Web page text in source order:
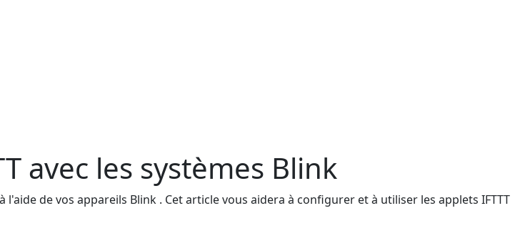
avec les systèmes Blink
de vos appareils Blink . Cet article vous aidera à configurer et à utiliser les applets IFTTT